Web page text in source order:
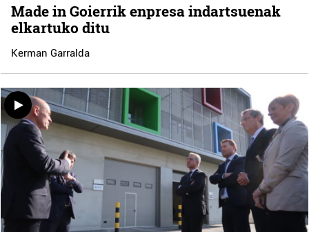
Made in Goierrik enpresa indartsuenak
elkartuko ditu
Kerman Garralda